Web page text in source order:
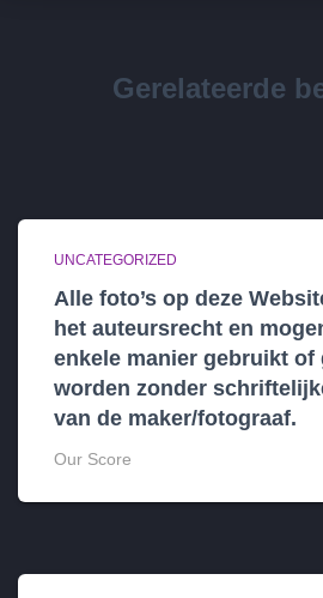
Gerelateerde
UNCATEGORIZED
Alle foto’s op deze
het auteursrecht en
enkele manier gebruikt of
worden zonder
van de maker/fotograaf.
Our Score